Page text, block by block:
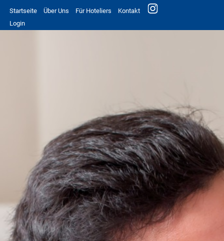
Startseite Über Uns Für Hoteliers
Kontakt
Login